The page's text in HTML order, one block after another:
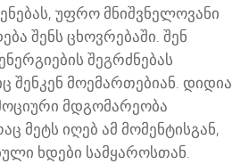
უფრო მნიშვნელოვანი
შენს ცხოვრებაში. შენ
შეგრძნებას
შენკენ მოემართებიან. დიდია
მდგომარეობა
მეტს იღებ ამ მომენტისგან,
ხდები სამყაროსთან.